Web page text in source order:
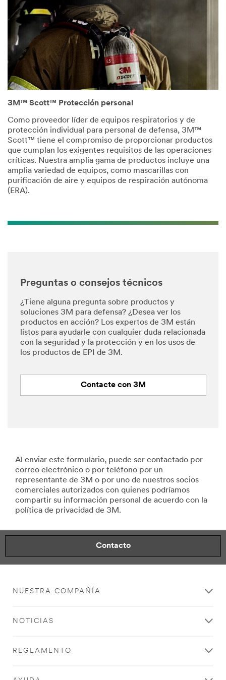
3M™ Scott™ Protección personal
Como proveedor líder de equipos respiratorios y de
protección individual para personal de defensa, 3M™
Scott™ tiene el compromiso de proporcionar productos
que cumplan los exigentes requisitos de las operaciones
críticas. Nuestra amplia gama de productos incluye una
amplia variedad de equipos, como mascarillas con
purificación de aire y equipos de respiración autónoma
(ERA).
Preguntas o consejos técnicos
¿Tiene alguna pregunta sobre productos y
soluciones 3M para defensa? ¿Desea ver los
productos en acción? Los expertos de 3M están
listos para ayudarle con cualquier duda relacionada
con la seguridad y la protección y en los usos de
los productos de EPI de 3M.
Contacte con 3M
Al enviar este formulario, puede ser contactado por
correo electrónico o por teléfono por un
representante de 3M o por uno de nuestros socios
comerciales autorizados con quienes podríamos
compartir su información personal de acuerdo con la
política de privacidad de 3M.
Contacto
NUESTRA COMPAÑÍA
NOTICIAS
REGLAMENTO